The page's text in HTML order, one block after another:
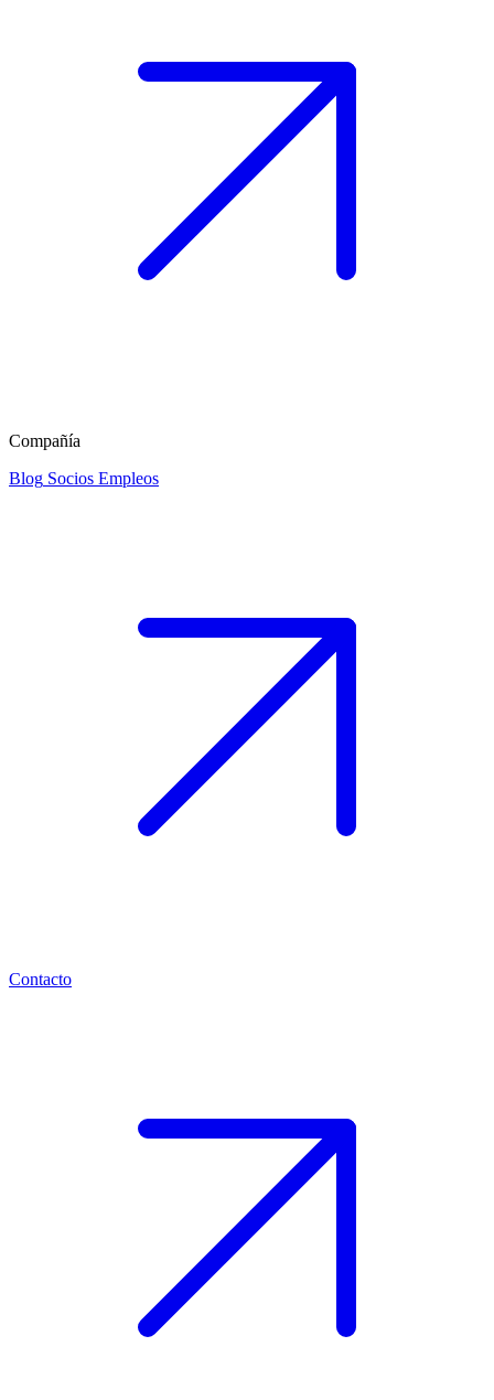
Compañía
Blog Socios Empleos
Contacto